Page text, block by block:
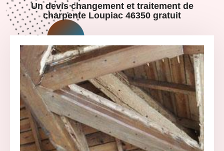
Un devis changement et traitement de
charpente Loupiac 46350 gratuit